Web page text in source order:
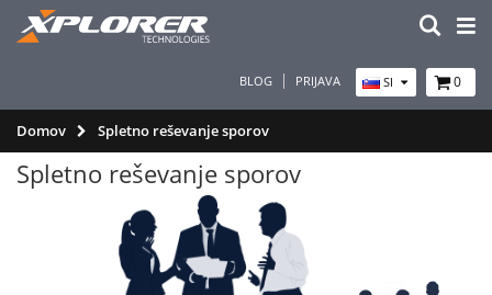
BLOG PRIJAVA SI 0
Domov Spletno reševanje sporov
Spletno reševanje sporov